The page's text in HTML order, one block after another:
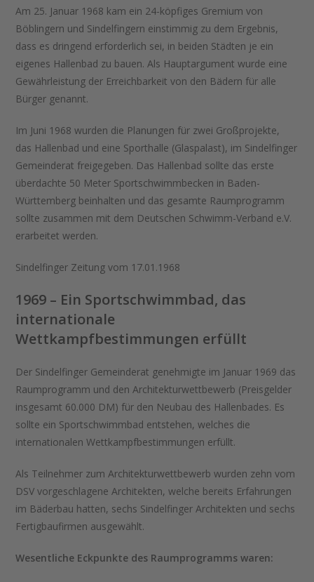
Am 25. Januar 1968 kam ein 24-köpfiges Gremium von
Böblingern und Sindelfingern einstimmig zu dem Ergebnis,
dass es dringend erforderlich sei, in beiden Städten je ein
eigenes Hallenbad zu bauen. Als Hauptargument wurde eine
Gewährleistung der Erreichbarkeit von den Bädern für alle
Bürger genannt.
Im Juni 1968 wurden die Planungen für zwei Großprojekte,
das Hallenbad und eine Sporthalle (Glaspalast), im Sindelfinger
Gemeinderat freigegeben. Das Hallenbad sollte das erste
überdachte 50 Meter Sportschwimmbecken in Baden-
Württemberg beinhalten und das gesamte Raumprogramm
sollte zusammen mit dem Deutschen Schwimm-Verband e.V.
erarbeitet werden.
Sindelfinger Zeitung vom 17.01.1968
1969 – Ein Sportschwimmbad, das
internationale
Wettkampfbestimmungen erfüllt
Der Sindelfinger Gemeinderat genehmigte im Januar 1969 das
Raumprogramm und den Architekturwettbewerb (Preisgelder
insgesamt 60.000 DM) für den Neubau des Hallenbades. Es
sollte ein Sportschwimmbad entstehen, welches die
internationalen Wettkampfbestimmungen erfüllt.
Als Teilnehmer zum Architekturwettbewerb wurden zehn vom
DSV vorgeschlagene Architekten, welche bereits Erfahrungen
im Bäderbau hatten, sechs Sindelfinger Architekten und sechs
Fertigbaufirmen ausgewählt.
Wesentliche Eckpunkte des Raumprogramms waren: